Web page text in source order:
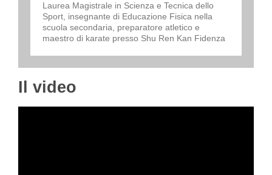
Laurea Magistrale in Scienza e Tecnica dello
Sport, insegnante di Educazione Fisica nella
scuola secondaria, preparatore atletico e
maestro di karate presso Shu Ren Kan Fidenza
Il video